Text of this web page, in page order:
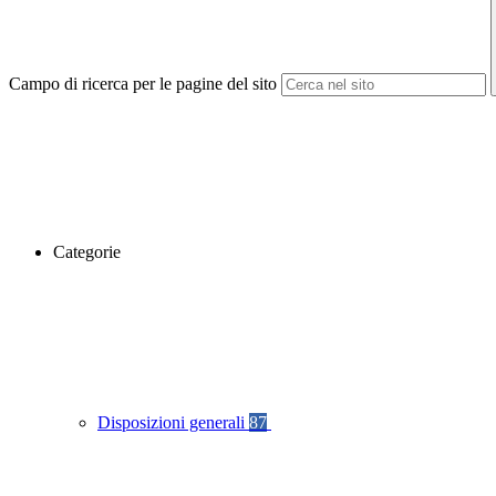
Campo di ricerca per le pagine del sito
Categorie
Disposizioni generali 87